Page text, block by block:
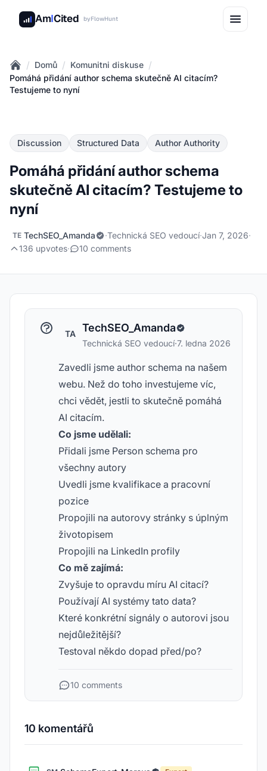
AmICited byFlowHunt
Home
/ Domů / Komunitni diskuse /
Pomáhá přidání author schema skutečně AI citacím?
Testujeme to nyní
Discussion Structured Data Author Authority
Pomáhá přidání author schema
skutečně AI citacím? Testujeme to
nyní
TE TechSEO_Amanda ·Technická SEO vedoucí·Jan 7, 2026·
136 upvotes· 10 comments
TA TechSEO_Amanda
Technická SEO vedoucí·7. ledna 2026
Zavedli jsme author schema na našem
webu. Než do toho investujeme víc,
chci vědět, jestli to skutečně pomáhá
AI citacím.
Co jsme udělali:
Přidali jsme Person schema pro
všechny autory
Uvedli jsme kvalifikace a pracovní
pozice
Propojili na autorovy stránky s úplným
životopisem
Propojili na LinkedIn profily
Co mě zajímá:
Zvyšuje to opravdu míru AI citací?
Používají AI systémy tato data?
Které konkrétní signály o autorovi jsou
nejdůležitější?
Testoval někdo dopad před/po?
10 comments
10 komentářů